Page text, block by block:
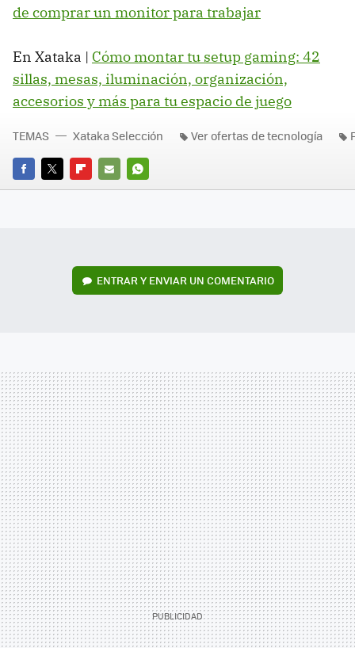
de comprar un monitor para trabajar
En Xataka | Cómo montar tu setup gaming: 42
sillas, mesas, iluminación, organización,
accesorios y más para tu espacio de juego
FACEBOOK
TWITTERFLIPBOARD
E-
WHATSAPP
TEMAS Xataka Selección Ver ofertas de tecnología
ENTRAR Y ENVIAR UN COMENTARIO